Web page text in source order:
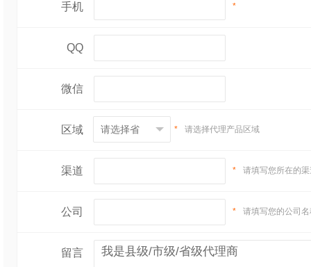
手机 *
QQ
微信
区域 * 请选择代理产品区域
渠道 * 请填写您所在的
公司 * 请填写您的公司
留言